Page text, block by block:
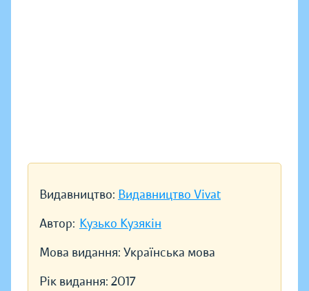
Видавництво: Видавництво Vivat
Автор: Кузько Кузякін
Мова видання: Українська мова
Рік видання: 2017